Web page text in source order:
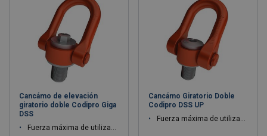
Cancámo de elevación
giratorio doble Codipro Giga
DSS
Fuerza máxima de utilización WLL: 125 - 125 ton
Cancámo Giratorio Doble
Codipro DSS UP
Fuerza máxima de utilización WLL: 4.5 - 25 ton